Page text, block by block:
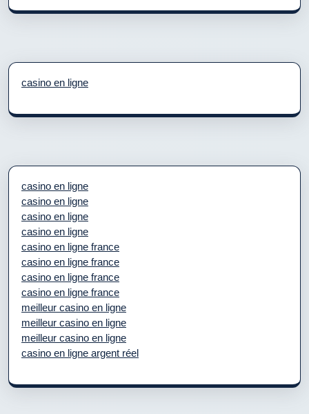
casino en ligne
casino en ligne
casino en ligne
casino en ligne
casino en ligne
casino en ligne france
casino en ligne france
casino en ligne france
casino en ligne france
meilleur casino en ligne
meilleur casino en ligne
meilleur casino en ligne
casino en ligne argent réel